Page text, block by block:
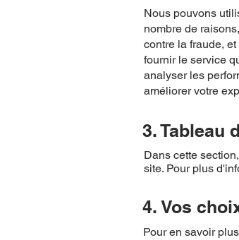
Nous pouvons
nombre de
contre la fraude,
fournir le service
analyser les
améliorer votre
3. Tableau
Dans cette
site. Pour plus
4. Vos
Pour en savoir